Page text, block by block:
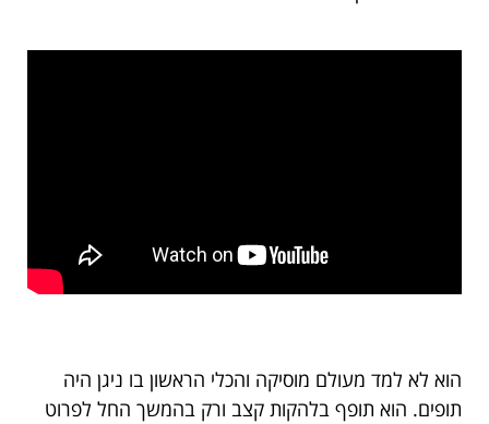
הוא לא למד מעולם מוסיקה והכלי הראשון בו ניגן היה
תופים. הוא תופף בלהקות קצב ורק בהמשך החל לפרוט